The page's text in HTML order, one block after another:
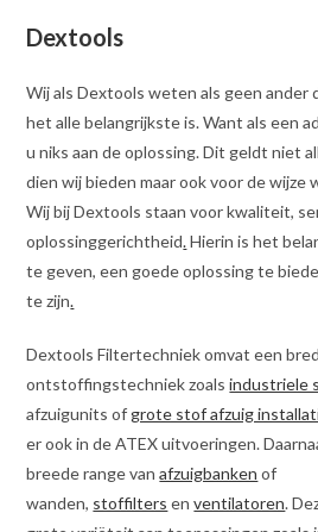
Dextools
Wij als Dextools weten als geen ander
het alle belangrijkste is. Want als een
u niks aan de oplossing. Dit geldt niet
dien wij bieden maar ook voor de wijze
Wij bij Dextools staan voor kwaliteit,
oplossinggerichtheid.Hierin is het
te geven, een goede oplossing te
te zijn.
Dextools Filtertechniek omvat een
ontstoffingstechniek zoalsindustriele
afzuigunits of grote stof afzuig
er ook in de ATEX uitvoeringen.
breede range vanafzuigbanken of
wanden, stoffilters enventilatoren.